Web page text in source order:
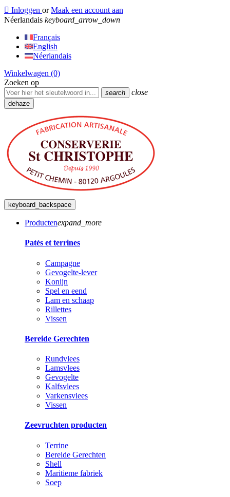
 Inloggen or Maak een account aan
Néerlandais keyboard_arrow_down
Français
English
Néerlandais
Winkelwagen (0)
Zoeken op
search close
dehaze
keyboard_backspace
Productenexpand_more
Patés et terrines
Campagne
Gevogelte-lever
Konijn
Spel en eend
Lam en schaap
Rillettes
Vissen
Bereide Gerechten
Rundvlees
Lamsvlees
Gevogelte
Kalfsvlees
Varkensvlees
Vissen
Zeevruchten producten
Terrine
Bereide Gerechten
Shell
Maritieme fabriek
Soep